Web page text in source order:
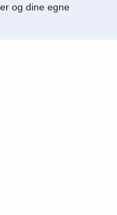
og dine egne